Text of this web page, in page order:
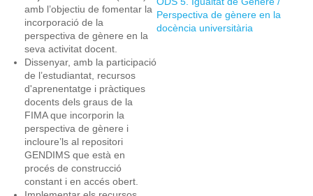
amb l’objectiu de fomentar la
incorporació de la
perspectiva de gènere en la
seva activitat docent.
Dissenyar, amb la participació
de l’estudiantat, recursos
d'aprenentatge i pràctiques
docents dels graus de la
FIMA que incorporin la
perspectiva de gènere i
incloure’ls al repositori
GENDIMS que està en
procés de construcció
constant i en accés obert.
Perspectiva de gènere en la
docència universitària